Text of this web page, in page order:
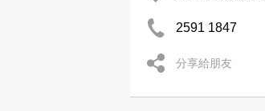
2591 1847
分享給朋友